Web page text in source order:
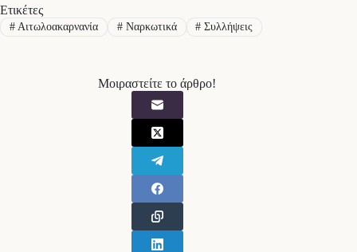
Ετικέτες
#Αιτωλοακαρνανία #Ναρκωτικά # Συλλήψεις
Μοιραστείτε το άρθρο!